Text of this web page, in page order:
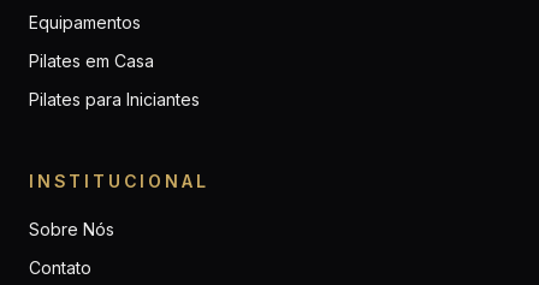
Equipamentos
Pilates em Casa
Pilates para Iniciantes
INSTITUCIONAL
Sobre Nós
Contato